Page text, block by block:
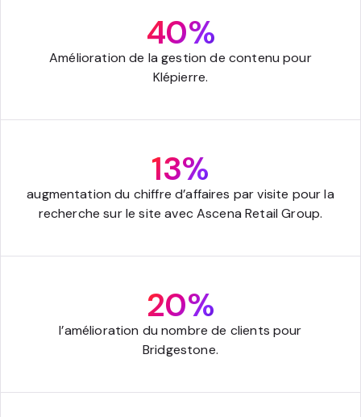
40%
Amélioration de la gestion de contenu pour
Klépierre.
13%
augmentation du chiffre d’affaires par visite pour la
recherche sur le site avec Ascena Retail Group.
20%
l’amélioration du nombre de clients pour
Bridgestone.